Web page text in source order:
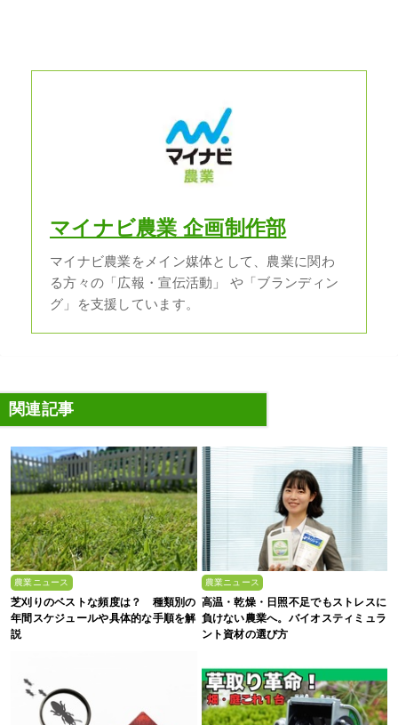
マイナビ農業 企画制作部
マイナビ農業をメイン媒体として、農業に関わ
る方々の「広報・宣伝活動」 や「ブランディン
グ」を支援しています。
関連記事
農業ニュース
芝刈りのベストな頻度は？ 種類別の
年間スケジュールや具体的な手順を解
説
農業ニュース
高温・乾燥・日照不足でもストレスに
負けない農業へ。バイオスティミュラ
ント資材の選び方